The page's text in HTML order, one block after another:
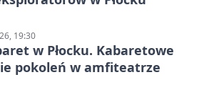
19:30
w Płocku. Kabaretowe
pokoleń w amfiteatrze